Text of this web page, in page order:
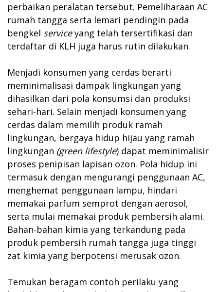
perbaikan peralatan tersebut. Pemeliharaan AC
rumah tangga serta lemari pendingin pada
bengkel serviceyang telah tersertifikasi dan
terdaftar di KLH juga harus rutin dilakukan.
Menjadi konsumen yang cerdas berarti
meminimalisasi dampak lingkungan yang
dihasilkan dari pola konsumsi dan produksi
sehari-hari. Selain menjadi konsumen yang
cerdas dalam memilih produk ramah
lingkungan, bergaya hidup hijau yang ramah
lingkungan (green lifestyle) dapat meminimalisir
proses penipisan lapisan ozon. Pola hidup ini
termasuk dengan mengurangi penggunaan AC,
menghemat penggunaan lampu, hindari
memakai parfum semprot dengan aerosol,
serta mulai memakai produk pembersih alami.
Bahan-bahan kimia yang terkandung pada
produk pembersih rumah tangga juga tinggi
zat kimia yang berpotensi merusak ozon.
Temukan beragam contoh perilaku yang